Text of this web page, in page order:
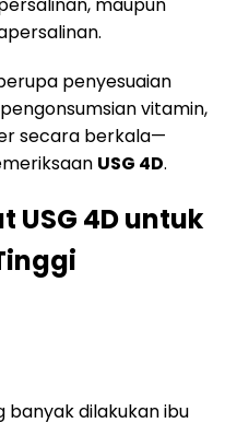
penyesuaian
vitamin,
secara berkala—
USG 4D.
USG 4D untuk
banyak dilakukan ibu